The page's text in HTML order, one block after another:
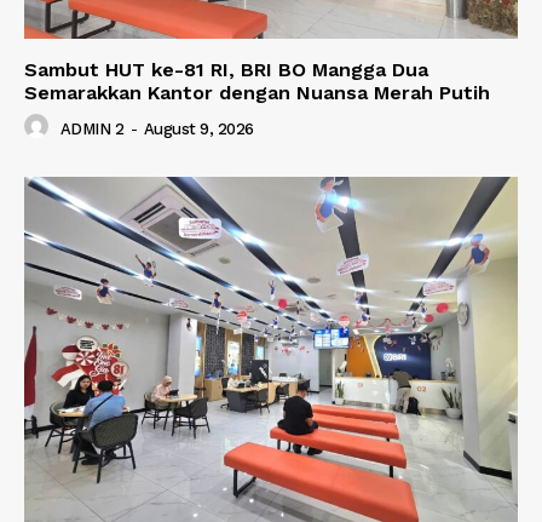
Sambut HUT ke-81 RI, BRI BO Mangga Dua
Semarakkan Kantor dengan Nuansa Merah Putih
ADMIN 2 - August 9, 2026